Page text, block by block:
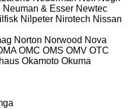
Neuman & Esser Newtec
Nilpeter Nirotech Nissan
Norton Norwood Nova
OMC OMS OMV OTC
Okamoto Okuma